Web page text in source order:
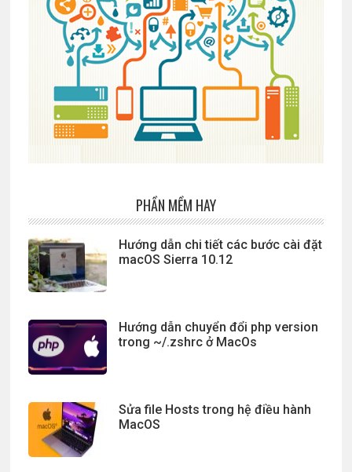
PHẦN MỀM HAY
Hướng dẫn chi tiết các bước cài đặt
macOS Sierra 10.12
Hướng dẫn chuyển đổi php version
trong ~/.zshrc ở MacOs
Sửa file Hosts trong hệ điều hành
MacOS